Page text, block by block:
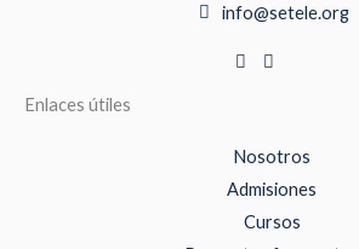
info@setele.org
Enlaces útiles
Nosotros
Admisiones
Cursos